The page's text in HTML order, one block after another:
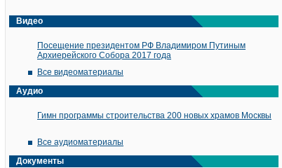
Видео
Посещение президентом РФ Владимиром Путиным
Архиерейского Собора 2017 года
Все видеоматериалы
Аудио
Гимн программы строительства 200 новых храмов Москвы
Все аудиоматериалы
Документы